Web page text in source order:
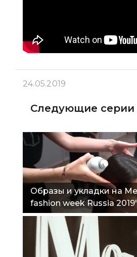
24.05.2019
Следующие серии
Образы и укладки на
fashion week Russia